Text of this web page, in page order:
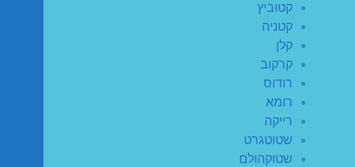
קטוביץ
קטניה
קלן
קרקוב
רודוס
רומא
רייקה
שטוטגרט
שטוקהולם